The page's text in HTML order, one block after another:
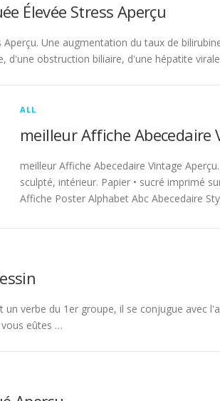
Élevée Stress Aperçu
Une augmentation du taux de
d'une obstruction biliaire, d'une hépatite
ALL
meilleur Affiche Abecedaire
meilleur Affiche Abecedaire Vintage
sculpté, intérieur. Papier • sucré imprimé
Affiche Poster Alphabet Abc Abecedaire
verbe du 1er groupe, il se conjugue avec
eûtes …